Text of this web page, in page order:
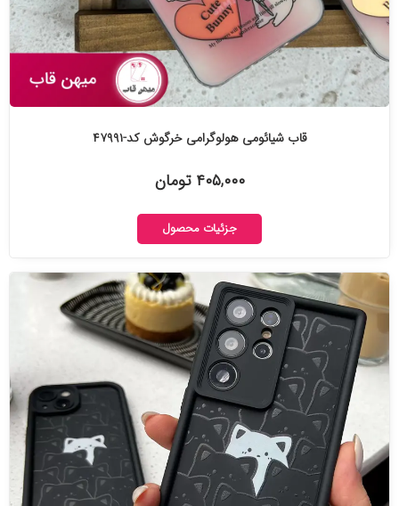
قاب شیائومی هولوگرامی خرگوش کد-۴۷۹۹۱
۴۰۵,۰۰۰ تومان
جزئیات محصول